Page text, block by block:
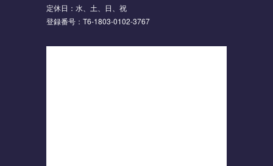
定休日：水、土、日、祝
登録番号：T6-1803-0102-3767